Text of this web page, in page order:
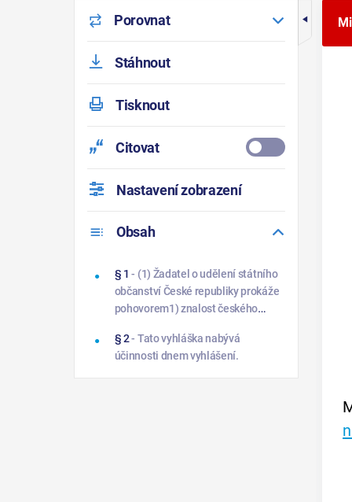
Porovnat
Stáhnout
Tisknout
Citovat
Nastavení zobrazení
Obsah
§ 1 - (1) Žadatel o udělení státního
občanství České republiky prokáže
pohovorem1) znalost českého
§ 2- Tato vyhláška nabývá
účinnosti dnem vyhlášení.